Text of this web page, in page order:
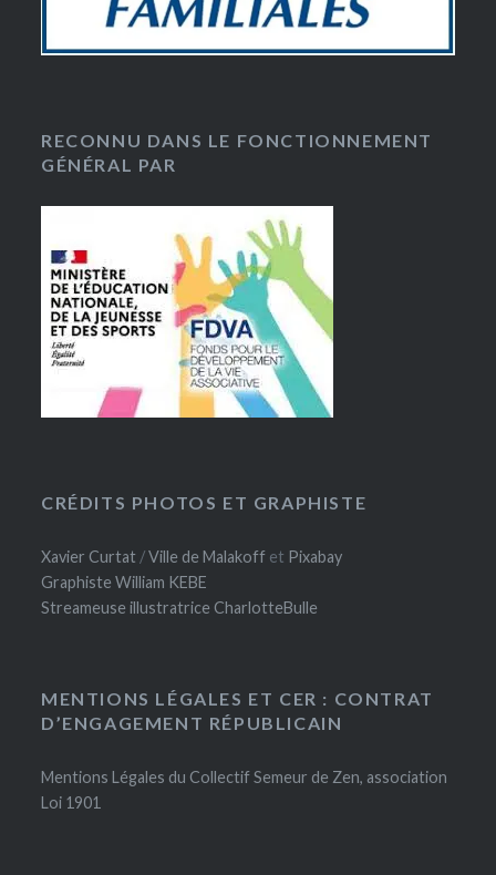
RECONNU DANS LE FONCTIONNEMENT
GÉNÉRAL PAR
CRÉDITS PHOTOS ET GRAPHISTE
Xavier Curtat /Ville de Malakoff et Pixabay
Graphiste William KEBE
Streameuse illustratrice CharlotteBulle
MENTIONS LÉGALES ET CER : CONTRAT
D’ENGAGEMENT RÉPUBLICAIN
Mentions Légales du Collectif Semeur de Zen, association
Loi 1901